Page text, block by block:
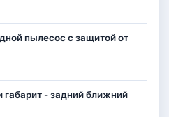
пылесос с защитой от
габарит - задний ближний